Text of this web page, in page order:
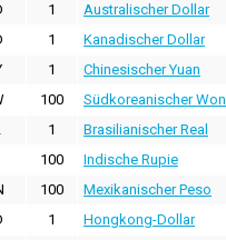
1 Australischer Dollar
1 Kanadischer Dollar
1 Chinesischer Yuan
100 Südkoreanischer Won
1 Brasilianischer Real
100 Indische Rupie
100 Mexikanischer Peso
1 Hongkong-Dollar